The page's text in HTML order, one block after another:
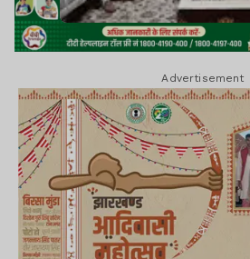
Advertisement